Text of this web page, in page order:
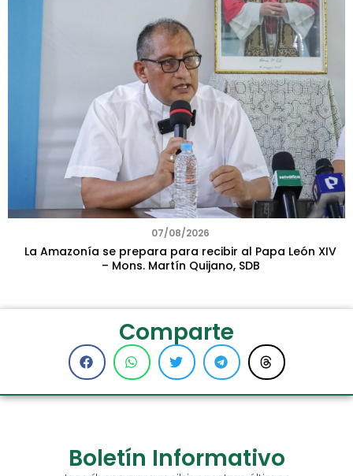
07/08/2026
La Amazonía se prepara para recibir al Papa León XIV
– Mons. Martín Quijano, SDB
Comparte
Boletín Informativo